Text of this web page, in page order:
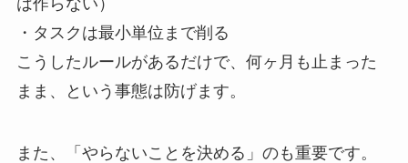
・タスクは最小単位まで削る
こうしたルールがあるだけで、何ヶ月も止まった
まま、という事態は防げます。
また、「やらないことを決める」のも重要です。